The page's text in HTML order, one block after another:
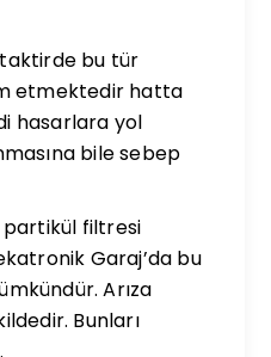
taktirde bu tür
etmektedir hatta
hasarlara yol
bile sebep
partikül filtresi
Garaj’da bu
Arıza
Bunları